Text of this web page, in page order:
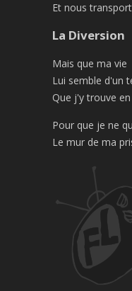
Et nous
La Diversion
Mais que ma vie
Lui semble d'un
Que j'y trouve
Pour que je ne
Le mur de ma